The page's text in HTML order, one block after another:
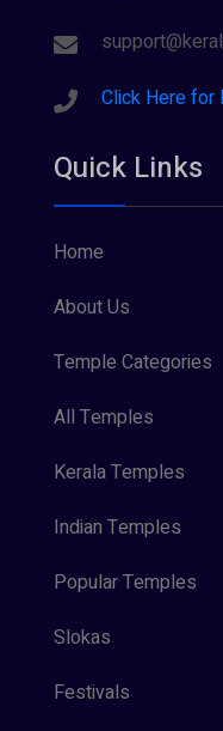
Click Here for
Quick Links
Home
About Us
Temple Categories
All Temples
Kerala Temples
Indian Temples
Popular Temples
Slokas
Festivals